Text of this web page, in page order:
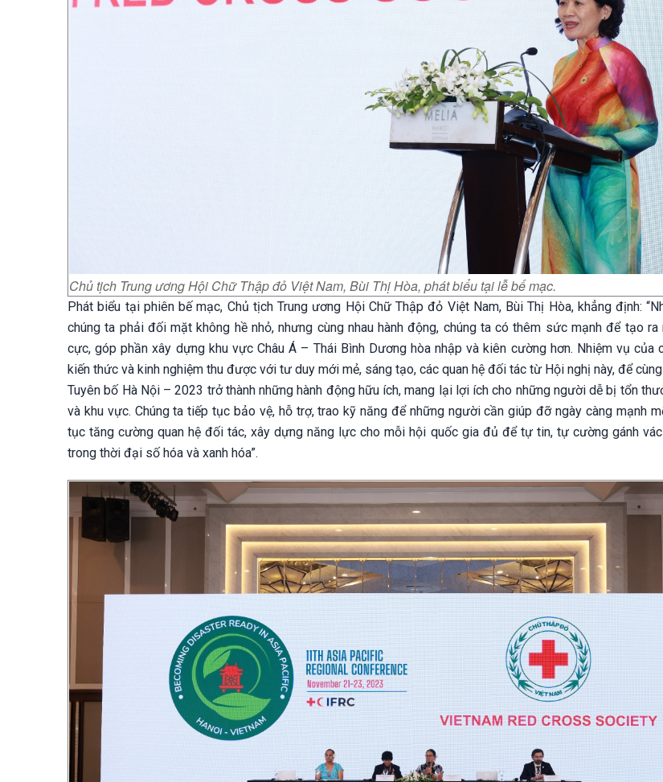
Chủ tịch Trung ương Hội Chữ Thập đỏ Việt Nam, Bùi Thị Hòa, phát biểu tại lễ bế mạc.
Phát biểu tại phiên bế mạc, Chủ tịch Trung ương Hội Chữ Thập đỏ Việt Nam, Bùi Thị Hòa, khẳng định:
chúng ta phải đối mặt không hề nhỏ, nhưng cùng nhau hành động, chúng ta có thêm sức mạnh để tạo
cực, góp phần xây dựng khu vực Châu Á – Thái Bình Dương hòa nhập và kiên cường hơn. Nhiệm vụ của
kiến thức và kinh nghiệm thu được với tư duy mới mẻ, sáng tạo, các quan hệ đối tác từ Hội nghị này, để
Tuyên bố Hà Nội – 2023 trở thành những hành động hữu ích, mang lại lợi ích cho những người dễ bị tổn
và khu vực. Chúng ta tiếp tục bảo vệ, hỗ trợ, trao kỹ năng để những người cần giúp đỡ ngày càng mạnh
tục tăng cường quan hệ đối tác, xây dựng năng lực cho mỗi hội quốc gia đủ để tự tin, tự cường gánh
trong thời đại số hóa và xanh hóa”.